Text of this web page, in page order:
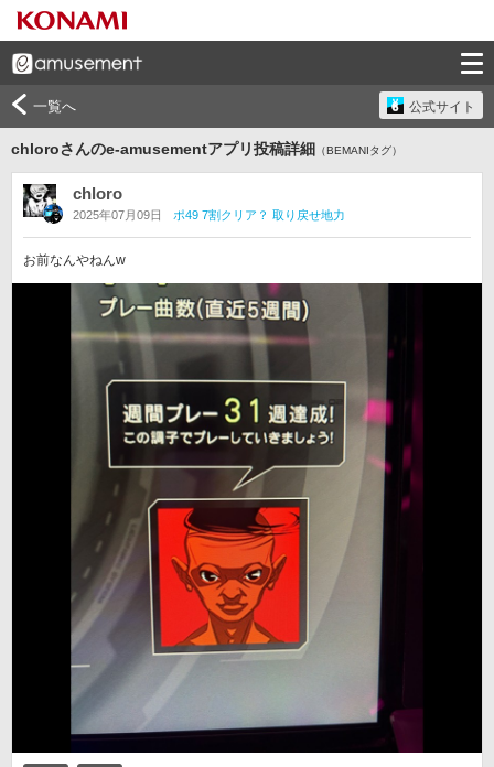
一覧へ 公式サイト
chloroさんのe-amusementアプリ投稿詳細 （BEMANIタグ）
chloro
2025年07月09日 ポ49 7割クリア？ 取り戻せ地力
お前なんやねんw